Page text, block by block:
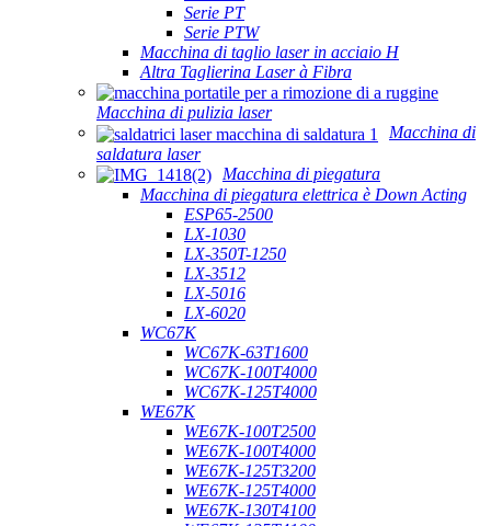
Serie PT
Serie PTW
Macchina di taglio laser in acciaio H
Altra Taglierina Laser à Fibra
Macchina di pulizia laser
Macchina di
saldatura laser
Macchina di piegatura
Macchina di piegatura elettrica è Down Acting
ESP65-2500
LX-1030
LX-350T-1250
LX-3512
LX-5016
LX-6020
WC67K
WC67K-63T1600
WC67K-100T4000
WC67K-125T4000
WE67K
WE67K-100T2500
WE67K-100T4000
WE67K-125T3200
WE67K-125T4000
WE67K-130T4100